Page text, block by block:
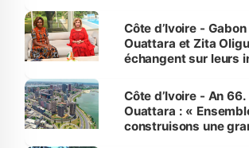
Côte d’Ivoire -
Ouattara et Zita
échangent sur leurs
enfants
Côte d’Ivoire - An
Ouattara : «
construisons une